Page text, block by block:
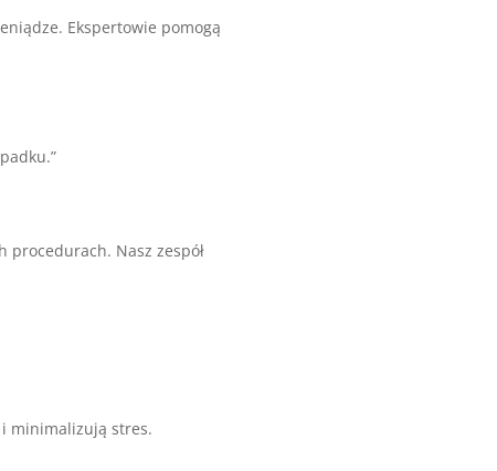
Ekspertowie pomogą
procedurach. Nasz zespół
i minimalizują stres.